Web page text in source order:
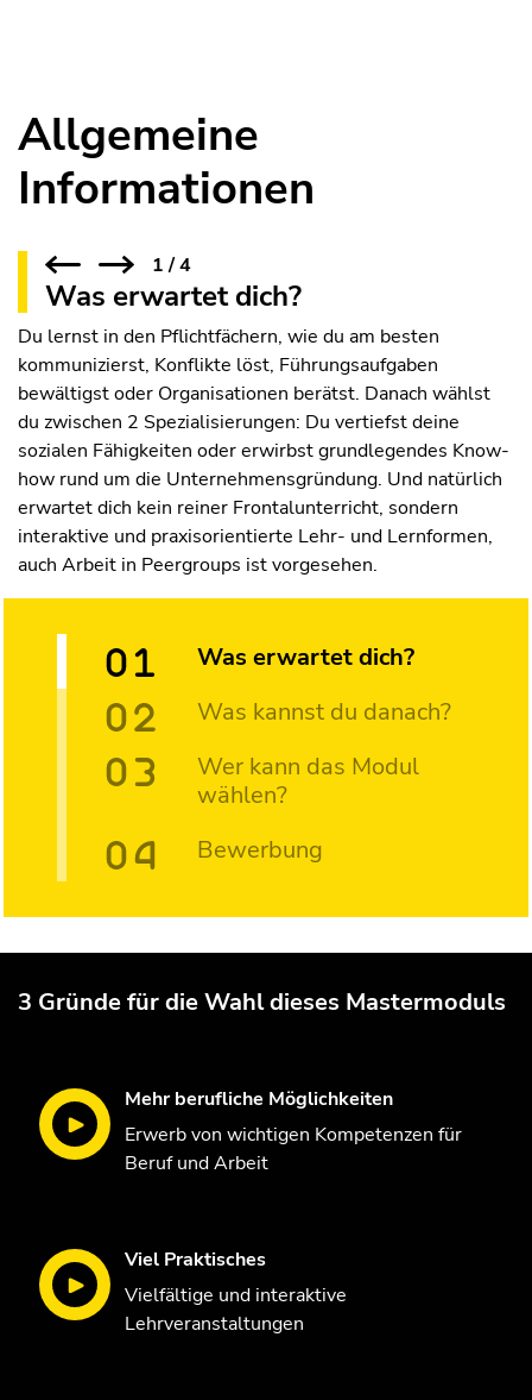
Allgemeine
Informationen
1/4
Was erwartet dich?
Du lernst in den Pflichtfächern, wie du am besten
kommunizierst, Konflikte löst, Führungsaufgaben
bewältigst oder Organisationen berätst. Danach wählst
du zwischen 2 Spezialisierungen: Du vertiefst deine
sozialen Fähigkeiten oder erwirbst grundlegendes Know-
how rund um die Unternehmensgründung. Und natürlich
erwartet dich kein reiner Frontalunterricht, sondern
interaktive und praxisorientierte Lehr- und Lernformen,
auch Arbeit in Peergroups ist vorgesehen.
Was erwartet dich?
Was kannst du danach?
Wer kann das Modul
wählen?
Bewerbung
3 Gründe für die Wahl dieses Mastermoduls
Mehr berufliche Möglichkeiten
Erwerb von wichtigen Kompetenzen für
Beruf und Arbeit
Viel Praktisches
Vielfältige und interaktive
Lehrveranstaltungen